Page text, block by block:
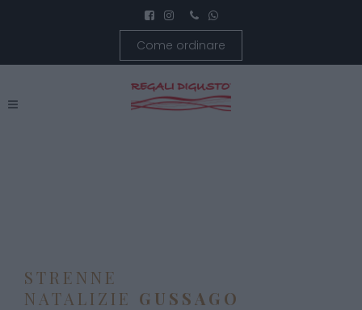
Come ordinare
STRENNE
NATALIZIE GUSSAGO